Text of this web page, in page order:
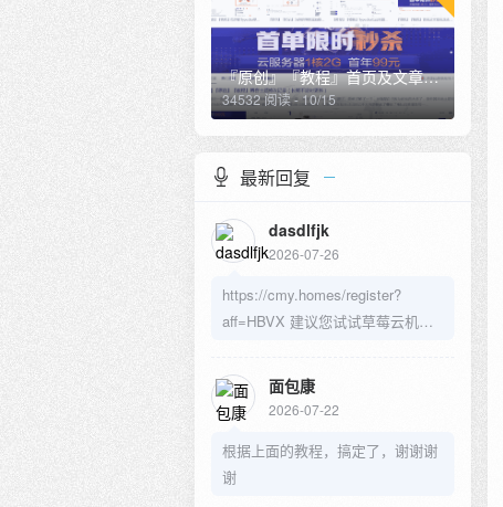
『原创』『教程』首页及文章页滚动广告栏
34532 阅读 - 10/15
最新回复
dasdlfjk
2026-07-26
https://cmy.homes/register?
aff=HBVX 建议您试试草莓云机
tiktok，上reddit/x也没有问题，还
有各种ai优化节点。
面包康
2026-07-22
根据上面的教程，搞定了，谢谢谢
谢